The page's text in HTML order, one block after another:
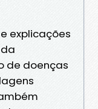
explicações
de doenças